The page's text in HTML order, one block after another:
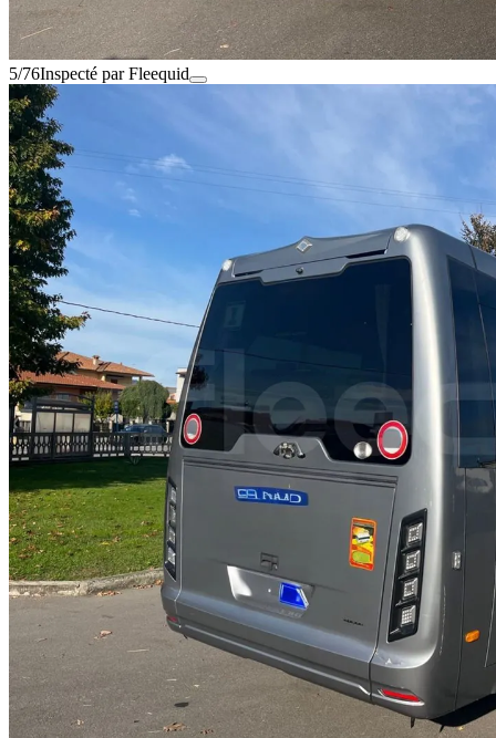
5/76Inspecté par Fleequid